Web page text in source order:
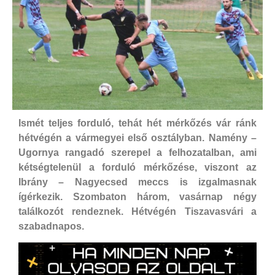
Ismét teljes forduló, tehát hét mérkőzés vár ránk
hétvégén a vármegyei első osztályban. Namény –
Ugornya rangadó szerepel a felhozatalban, ami
kétségtelenül a forduló mérkőzése, viszont az
Ibrány – Nagyecsed meccs is izgalmasnak
ígérkezik. Szombaton három, vasárnap négy
találkozót rendeznek. Hétvégén Tiszavasvári a
szabadnapos.